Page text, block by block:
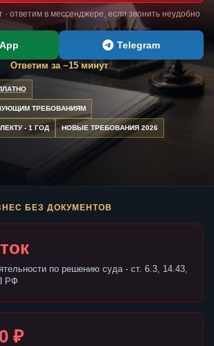
· ответим в мессенджере, если звонить неудобно
Telegram
Ответим за ~15 минут
ТРЕБОВАНИЯМ
- 1 ГОД НОВЫЕ ТРЕБОВАНИЯ 2026
БЕЗ ДОКУМЕНТОВ
по решению суда - ст. 6.3, 14.43,
РФ
₽